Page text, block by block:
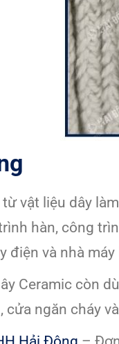
vật liệu dây
hàn, công
điện và nhà
Ceramic còn
cửa ngăn cháy